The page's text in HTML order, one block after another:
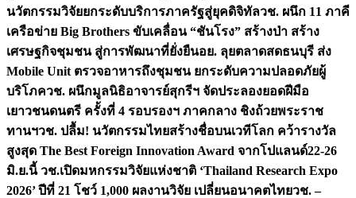
นวัตกรรมวิจัยยกระดับบริการภาครัฐสู่ยุคดิจิทัลวช. ผนึก 11 ภาคี
เครือข่าย Big Brothers ขับเคลื่อน “ชันโรง” สร้างป่า สร้าง
เศรษฐกิจชุมชน สู่การพัฒนาที่ยั่งยืนอย. ลุยตลาดสดธนบุรี ส่ง
Mobile Unit ตรวจอาหารถึงชุมชน ยกระดับความปลอดภัยผู้
บริโภควช. ผนึกมูลนิธิอาจารย์สุกรีฯ จัดประลองยอดฝีมือ
เยาวชนดนตรี ครั้งที่ 4 รอบรองฯ ภาคกลาง ชิงถ้วยพระราช
ทานฯวช. ปลื้ม! นวัตกรรมไทยสร้างชื่อบนเวทีโลก คว้ารางวัล
สูงสุด The Best Foreign Innovation Award จากโปแลนด์22-26
มิ.ย.นี้ วช.เปิดมหกรรมวิจัยแห่งชาติ ‘Thailand Research Expo
2026’ ปีที่ 21 โชว์ 1,000 ผลงานวิจัย เปลี่ยนอนาคตไทยวช. –